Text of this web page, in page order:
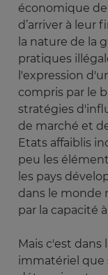
économique
d’arriver à leur
la nature de la
pratiques
l'expression
compris par le
stratégies
de marché et
Etats affaiblis
peu les
les pays
dans le monde
par la capacité
Mais c'est
immatériel que